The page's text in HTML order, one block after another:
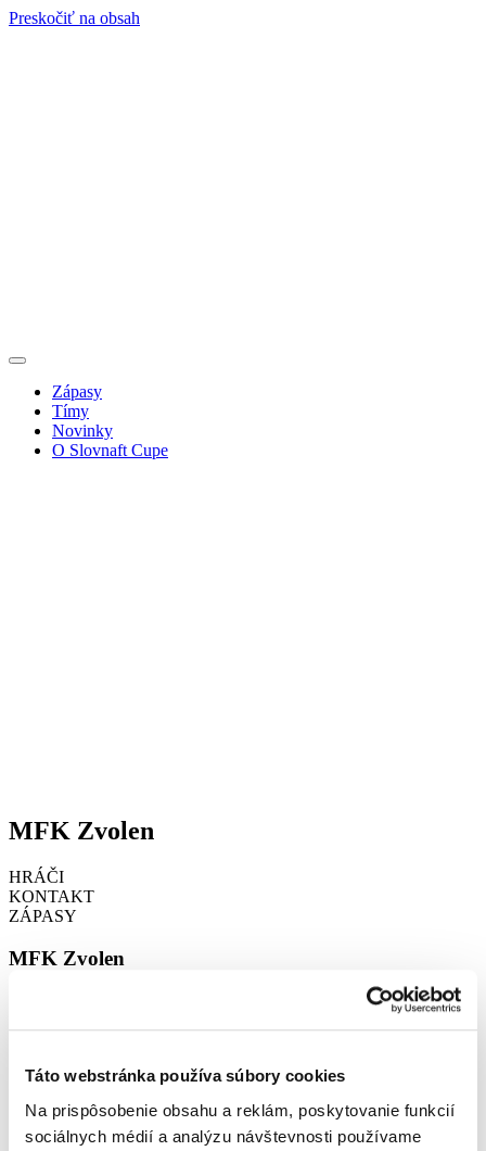
Táto webstránka používa súbory cookies
Na prispôsobenie obsahu a reklám, poskytovanie funkcií
sociálnych médií a analýzu návštevnosti používame
Preskočiť na obsah
Zápasy
Tímy
Novinky
O Slovnaft Cupe
MFK Zvolen
HRÁČI
KONTAKT
ZÁPASY
MFK Zvolen